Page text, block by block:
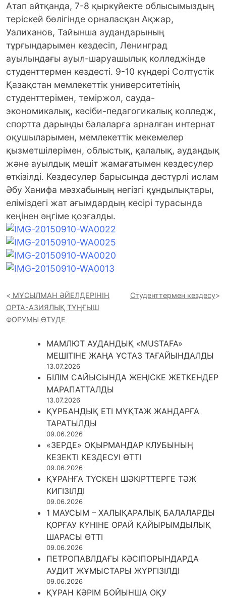
Атап айтқанда, 7-8 қыркүйекте облысымыздың
теріскей бөлігінде орналасқан Ақжар,
Уалиханов, Тайынша аудандарының
тұрғындарымен кездесіп, Ленинград
ауылындағы ауыл-шаруашылық колледжінде
студенттермен кездесті. 9-10 күндері Солтүстiк
Қазақстан мемлекеттiк университетiнiң
студенттерiмен, темiржол, сауда-
экономикалық, кәсiби-педагогикалық колледж,
спортта дарынды балаларға арналған интернат
оқушыларымен, мемлекеттiк мекемелер
қызметшiлерiмен, облыстық, қалалық, аудандық
және ауылдық мешiт жамағатымен кездесулер
өткiзiлдi. Кездесулер барысында дәстүрлi ислам
Әбу Ханифа мәзхабының негiзгi құндылықтары,
еліміздегі жат ағымдардың кесірі турасында
кеңінен әңгіме қозғалды.
МҰСЫЛМАН ӘЙЕЛДЕРІНІҢ
ОРТА-АЗИЯЛЫҚ ТҰҢҒЫШ
ФОРУМЫ ӨТУДЕ
Студенттермен кездесу
МАМЛЮТ АУДАНДЫҚ «MUSTAFA»
МЕШІТІНЕ ЖАҢА ҰСТАЗ ТАҒАЙЫНДАЛДЫ
13.07.2026
БІЛІМ САЙЫСЫНДА ЖЕҢІСКЕ ЖЕТКЕНДЕР
МАРАПАТТАЛДЫ
13.07.2026
ҚҰРБАНДЫҚ ЕТІ МҰҚТАЖ ЖАНДАРҒА
ТАРАТЫЛДЫ
09.06.2026
«ЗЕРДЕ» ОҚЫРМАНДАР КЛУБЫНЫҢ
КЕЗЕКТІ КЕЗДЕСУІ ӨТТІ
09.06.2026
ҚҰРАНҒА ТҮСКЕН ШӘКІРТТЕРГЕ ТӘЖ
КИГІЗІЛДІ
09.06.2026
1 МАУСЫМ – ХАЛЫҚАРАЛЫҚ БАЛАЛАРДЫ
ҚОРҒАУ КҮНІНЕ ОРАЙ ҚАЙЫРЫМДЫЛЫҚ
ШАРАСЫ ӨТТІ
09.06.2026
ПЕТРОПАВЛДАҒЫ КӘСІПОРЫНДАРДА
АУДИТ ЖҰМЫСТАРЫ ЖҮРГІЗІЛДІ
09.06.2026
ҚҰРАН КӘРІМ БОЙЫНША ОҚУ